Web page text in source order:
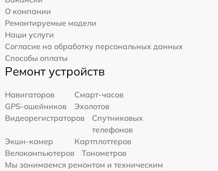
О компании
Ремонтируемые модели
Наши услуги
Согласие на обработку персональных данных
Способы оплаты
Ремонт устройств
Навигаторов
Смарт-часов
GPS-ошейников
Эхолотов
Видеорегистраторов
Спутниковых
телефонов
Экшн-камер
Картплоттеров
Велокомпьютеров
Тонометров
Мы занимаемся ремонтом и техническим